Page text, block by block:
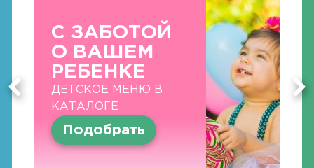
С ЗАБОТОЙ
О ВАШЕМ
РЕБЕНКЕ
ДЕТСКОЕ МЕНЮ В
КАТАЛОГЕ
Подобрать